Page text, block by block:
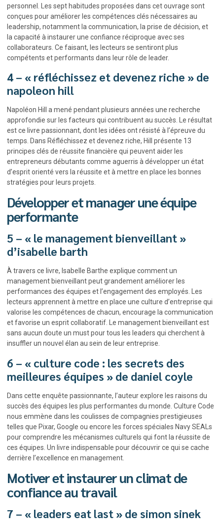
personnel. Les sept habitudes proposées dans cet ouvrage sont
conçues pour améliorer les compétences clés nécessaires au
leadership, notamment la communication, la prise de décision, et
la capacité à instaurer une confiance réciproque avec ses
collaborateurs. Ce faisant, les lecteurs se sentiront plus
compétents et performants dans leur rôle de leader.
4 – « réfléchissez et devenez riche » de
napoleon hill
Napoléon Hill a mené pendant plusieurs années une recherche
approfondie sur les facteurs qui contribuent au succès. Le résultat
est ce livre passionnant, dont les idées ont résisté à l’épreuve du
temps. Dans Réfléchissez et devenez riche, Hill présente 13
principes clés de réussite financière qui peuvent aider les
entrepreneurs débutants comme aguerris à développer un état
d’esprit orienté vers la réussite et à mettre en place les bonnes
stratégies pour leurs projets.
Développer et manager une équipe
performante
5 – « le management bienveillant »
d’isabelle barth
À travers ce livre, Isabelle Barthe explique comment un
management bienveillant peut grandement améliorer les
performances des équipes et l’engagement des employés. Les
lecteurs apprennent à mettre en place une culture d’entreprise qui
valorise les compétences de chacun, encourage la communication
et favorise un esprit collaboratif. Le management bienveillant est
sans aucun doute un must pour tous les leaders qui cherchent à
insuffler un nouvel élan au sein de leur entreprise.
6 – « culture code : les secrets des
meilleures équipes » de daniel coyle
Dans cette enquête passionnante, l’auteur explore les raisons du
succès des équipes les plus performantes du monde. Culture Code
nous emmène dans les coulisses de compagnies prestigieuses
telles que Pixar, Google ou encore les forces spéciales Navy SEALs
pour comprendre les mécanismes culturels qui font la réussite de
ces équipes. Un livre indispensable pour découvrir ce qui se cache
derrière l’excellence en management.
Motiver et instaurer un climat de
confiance au travail
7 – « leaders eat last » de simon sinek